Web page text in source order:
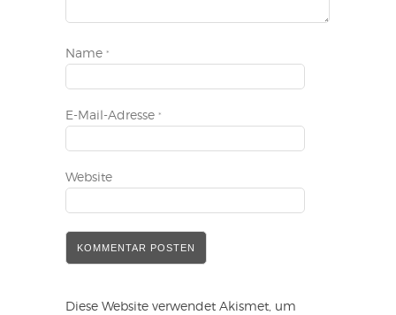
Name *
E-Mail-Adresse *
Website
Diese Website verwendet Akismet, um